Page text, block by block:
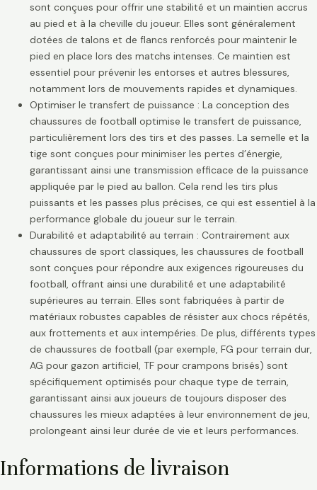
sont conçues pour offrir une stabilité et un maintien accrus
au pied et à la cheville du joueur. Elles sont généralement
dotées de talons et de flancs renforcés pour maintenir le
pied en place lors des matchs intenses. Ce maintien est
essentiel pour prévenir les entorses et autres blessures,
notamment lors de mouvements rapides et dynamiques.
Optimiser le transfert de puissance : La conception des
chaussures de football optimise le transfert de puissance,
particulièrement lors des tirs et des passes. La semelle et la
tige sont conçues pour minimiser les pertes d’énergie,
garantissant ainsi une transmission efficace de la puissance
appliquée par le pied au ballon. Cela rend les tirs plus
puissants et les passes plus précises, ce qui est essentiel à la
performance globale du joueur sur le terrain.
Durabilité et adaptabilité au terrain : Contrairement aux
chaussures de sport classiques, les chaussures de football
sont conçues pour répondre aux exigences rigoureuses du
football, offrant ainsi une durabilité et une adaptabilité
supérieures au terrain. Elles sont fabriquées à partir de
matériaux robustes capables de résister aux chocs répétés,
aux frottements et aux intempéries. De plus, différents types
de chaussures de football (par exemple, FG pour terrain dur,
AG pour gazon artificiel, TF pour crampons brisés) sont
spécifiquement optimisés pour chaque type de terrain,
garantissant ainsi aux joueurs de toujours disposer des
chaussures les mieux adaptées à leur environnement de jeu,
prolongeant ainsi leur durée de vie et leurs performances.
Informations de livraison